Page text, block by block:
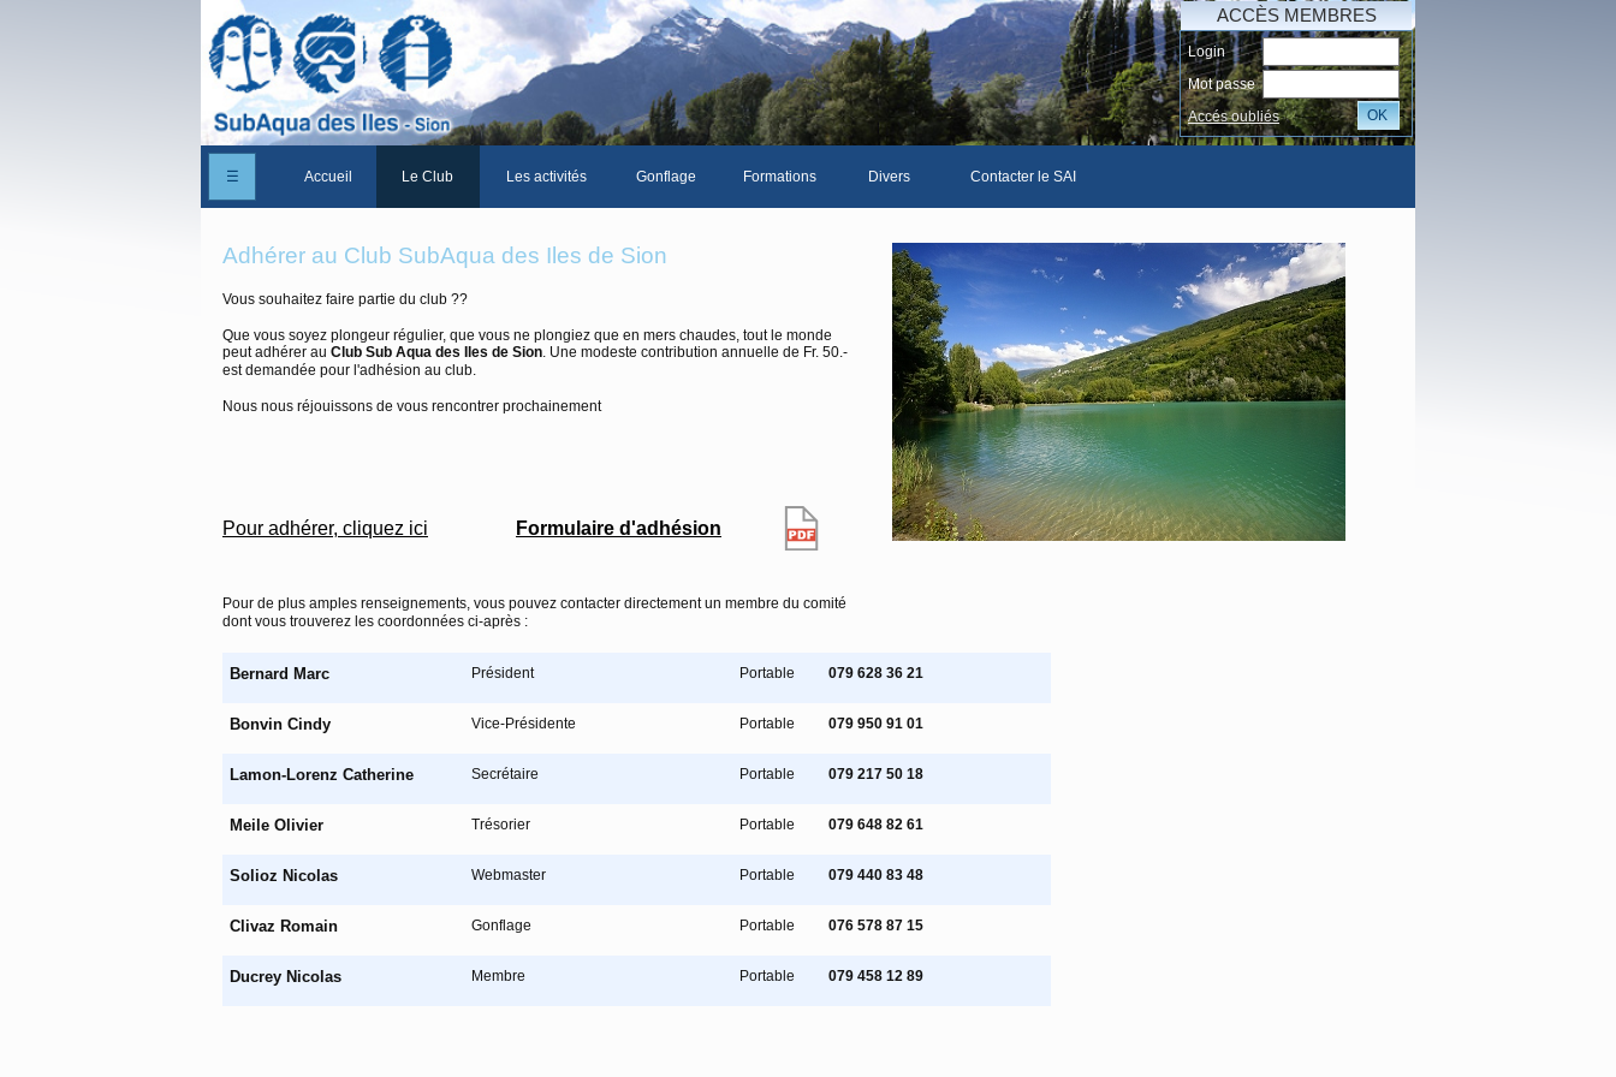
ACCÈS MEMBRES
Login
Mot passe
Accés oubliés
OK
☰ Accueil Le Club
Les membres du club
La Cabane des Iles
Les activités Gonflage Formations Divers
Les news du club
Vidéos
Documents divers
Piscine Sion
Contacter le SAI
Adhérer au Club SubAqua des Iles de Sion
Vous souhaitez faire partie du club ??
Que vous soyez plongeur régulier, que vous ne plongiez que en mers chaudes, tout le monde
peut adhérer au Club Sub Aqua des Iles de Sion. Une modeste contribution annuelle de Fr. 50.-
est demandée pour l'adhésion au club.
Nous nous réjouissons de vous rencontrer prochainement
Pour adhérer, cliquez ici Formulaire d'adhésion
Pour de plus amples renseignements, vous pouvez contacter directement un membre du comité
dont vous trouverez les coordonnées ci-après :
Bernard Marc Président Portable 079 628 36 21
Bonvin Cindy Vice-Présidente Portable 079 950 91 01
Lamon-Lorenz Catherine Secrétaire Portable 079 217 50 18
Meile Olivier Trésorier Portable 079 648 82 61
Solioz Nicolas Webmaster Portable 079 440 83 48
Clivaz Romain Gonflage Portable 076 578 87 15
Ducrey Nicolas Membre Portable 079 458 12 89